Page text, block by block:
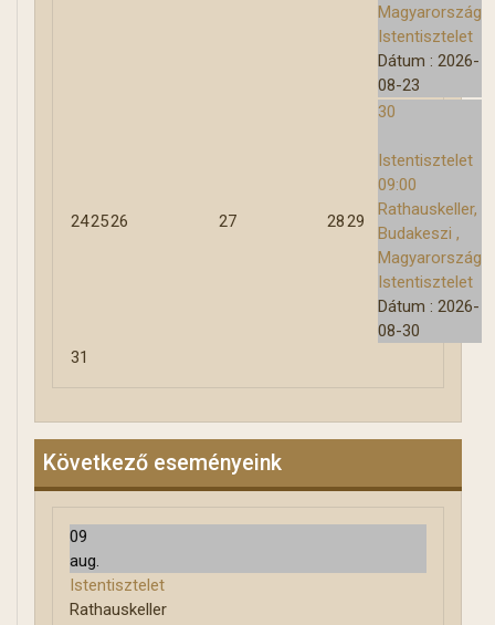
Magyarország
Istentisztelet
Dátum : 2026-
08-23
242526 27 2829
30
Istentisztelet
09:00
Rathauskeller,
Budakeszi ,
Magyarország
Istentisztelet
Dátum : 2026-
08-30
31
Következő eseményeink
09
aug.
Istentisztelet
Rathauskeller